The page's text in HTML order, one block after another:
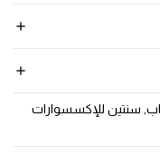
سنتين للإكسسوارات